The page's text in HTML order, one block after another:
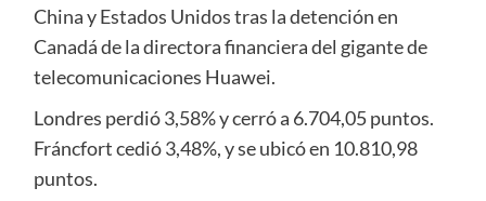
China y Estados Unidos tras la detención en
Canadá de la directora financiera del gigante de
telecomunicaciones Huawei.
Londres perdió 3,58% y cerró a 6.704,05 puntos.
Fráncfort cedió 3,48%, y se ubicó en 10.810,98
puntos.